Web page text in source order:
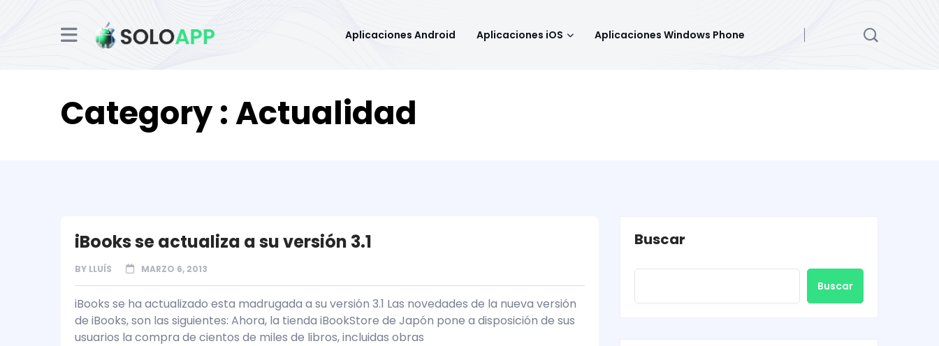
Aplicaciones Android Aplicaciones iOS Aplicaciones Windows Phone
Category : Actualidad
iBooks se actualiza a su versión 3.1
BY LLUÍS MARZO 6, 2013
iBooks se ha actualizado esta madrugada a su versión 3.1 Las novedades de la nueva versión
de iBooks, son las siguientes: Ahora, la tienda iBookStore de Japón pone a disposición de sus
usuarios la compra de cientos de miles de libros, incluidas obras
Buscar
Buscar